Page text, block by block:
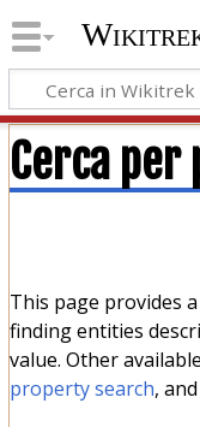
Cerca
This page provides
finding entities
value. Other
property search,